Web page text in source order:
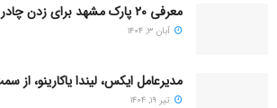
معرفی ۲۰ پارک مشهد برای زدن چادر و اسکان مسافر
آبان ۳, ۱۴۰۴
مدیرعامل ایکس، لیندا یاکارینو، از
تیر ۱۹, ۱۴۰۴